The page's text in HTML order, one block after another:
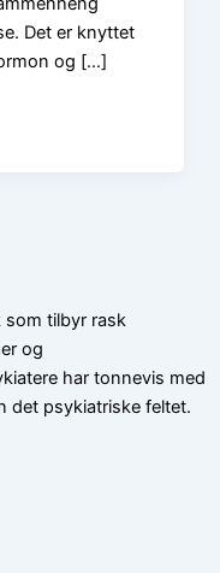
Det er knyttet
og […]
som tilbyr rask
og
har tonnevis med
det psykiatriske feltet.